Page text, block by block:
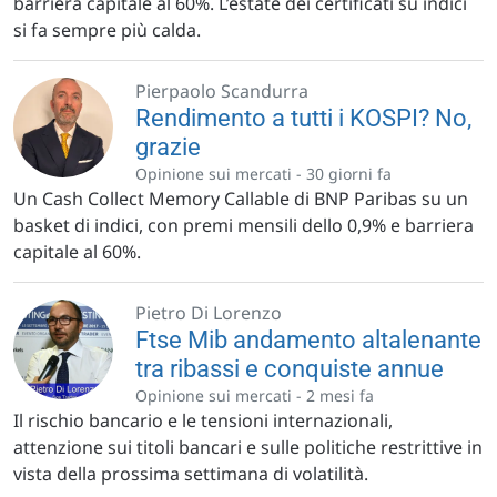
si fa sempre più calda.
Pierpaolo Scandurra
Rendimento a tutti i KOSPI? No,
grazie
Opinione sui mercati - 30 giorni fa
Un Cash Collect Memory Callable di BNP Paribas su un
basket di indici, con premi mensili dello 0,9% e barriera
capitale al 60%.
Pietro Di Lorenzo
Ftse Mib andamento altalenante
tra ribassi e conquiste annue
Opinione sui mercati - 2 mesi fa
Il rischio bancario e le tensioni internazionali,
attenzione sui titoli bancari e sulle politiche restrittive in
vista della prossima settimana di volatilità.